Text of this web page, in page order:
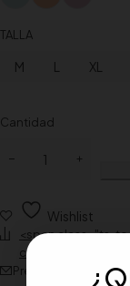
TALLA
M L XL
Cantidad
Wishlist
<span class="ts-
Preguntar sobre el